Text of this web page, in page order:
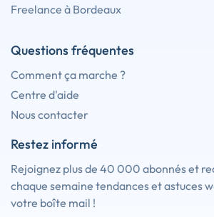
Freelance à Bordeaux
Questions fréquentes
Comment ça marche ?
Centre d'aide
Nous contacter
Restez informé
Rejoignez plus de 40 000 abonnés et
chaque semaine tendances et astuces
votre boîte mail !